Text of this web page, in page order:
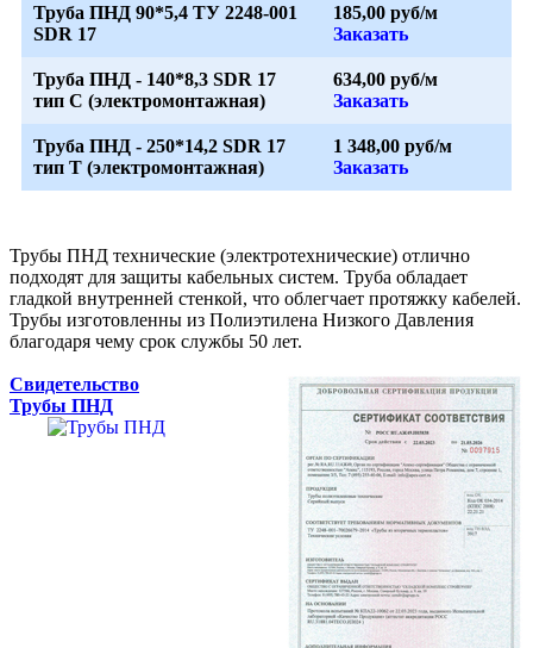
Труба ПНД 90*5,4 ТУ 2248-001
SDR 17
185,00 руб/м
Заказать
Труба ПНД - 140*8,3 SDR 17
тип С (электромонтажная)
634,00 руб/м
Заказать
Труба ПНД - 250*14,2 SDR 17
тип Т (электромонтажная)
1 348,00 руб/м
Заказать
Трубы ПНД технические (электротехнические) отлично
подходят для защиты кабельных систем. Труба обладает
гладкой внутренней стенкой, что облегчает протяжку кабелей.
Трубы изготовленны из Полиэтилена Низкого Давления
благодаря чему срок службы 50 лет.
Свидетельство
Трубы ПНД